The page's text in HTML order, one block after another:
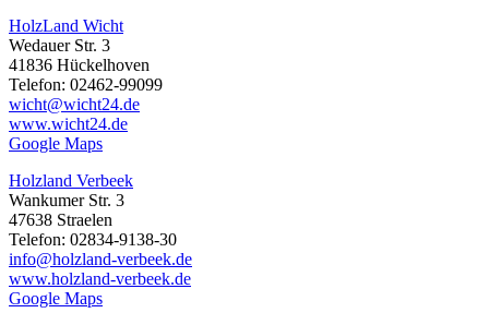
HolzLand Wicht
Wedauer Str. 3
41836 Hückelhoven
Telefon: 02462-99099
wicht@wicht24.de
www.wicht24.de
Google Maps
Holzland Verbeek
Wankumer Str. 3
47638 Straelen
Telefon: 02834-9138-30
info@holzland-verbeek.de
www.holzland-verbeek.de
Google Maps